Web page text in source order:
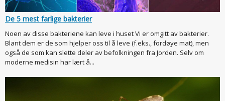
De 5 mest farlige bakterier
Noen av disse bakteriene kan leve i huset Vi er omgitt av bakterier.
Blant dem er de som hjelper oss til å leve (f.eks., fordøye mat), men
også de som kan slette deler av befolkningen fra Jorden. Selv om
moderne medisin har lært å...